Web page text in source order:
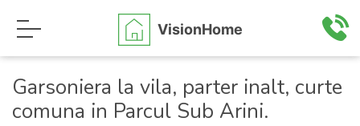
VisionHome
Garsoniera la vila, parter inalt, curte
comuna in Parcul Sub Arini.